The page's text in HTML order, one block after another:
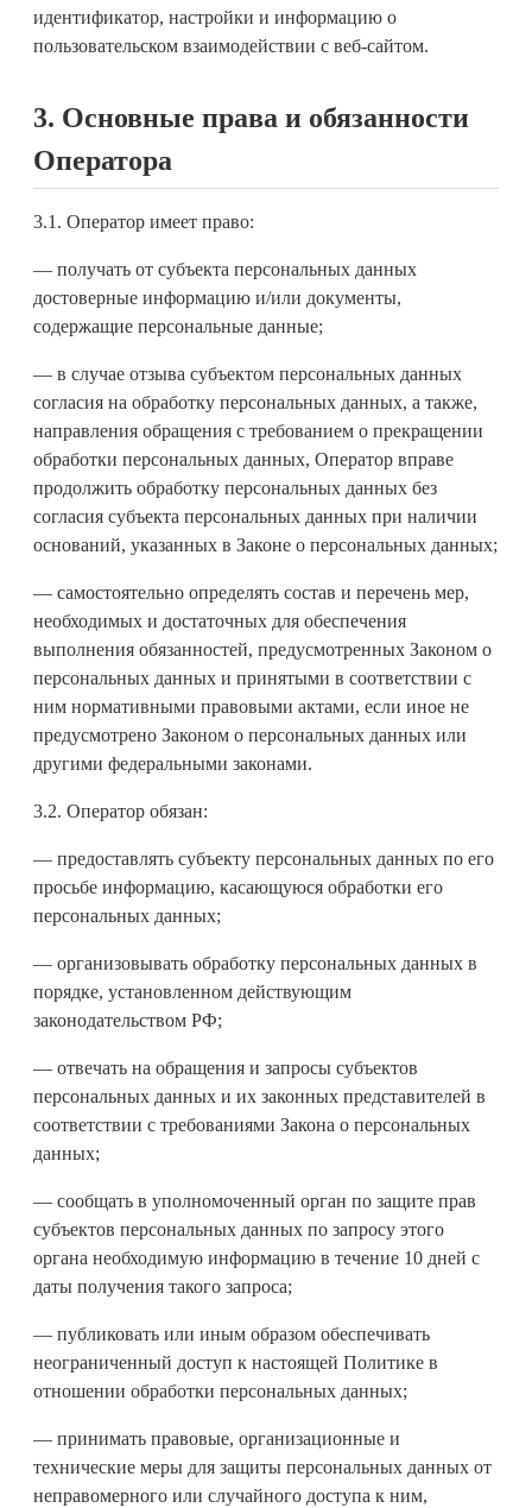
идентификатор, настройки и информацию о
пользовательском взаимодействии с веб-сайтом.
3. Основные права и обязанности
Оператора
3.1. Оператор имеет право:
— получать от субъекта персональных данных
достоверные информацию и/или документы,
содержащие персональные данные;
— в случае отзыва субъектом персональных данных
согласия на обработку персональных данных, а также,
направления обращения с требованием о прекращении
обработки персональных данных, Оператор вправе
продолжить обработку персональных данных без
согласия субъекта персональных данных при наличии
оснований, указанных в Законе о персональных данных;
— самостоятельно определять состав и перечень мер,
необходимых и достаточных для обеспечения
выполнения обязанностей, предусмотренных Законом о
персональных данных и принятыми в соответствии с
ним нормативными правовыми актами, если иное не
предусмотрено Законом о персональных данных или
другими федеральными законами.
3.2. Оператор обязан:
— предоставлять субъекту персональных данных по его
просьбе информацию, касающуюся обработки его
персональных данных;
— организовывать обработку персональных данных в
порядке, установленном действующим
законодательством РФ;
— отвечать на обращения и запросы субъектов
персональных данных и их законных представителей в
соответствии с требованиями Закона о персональных
данных;
— сообщать в уполномоченный орган по защите прав
субъектов персональных данных по запросу этого
органа необходимую информацию в течение 10 дней с
даты получения такого запроса;
— публиковать или иным образом обеспечивать
неограниченный доступ к настоящей Политике в
отношении обработки персональных данных;
— принимать правовые, организационные и
технические меры для защиты персональных данных от
неправомерного или случайного доступа к ним,